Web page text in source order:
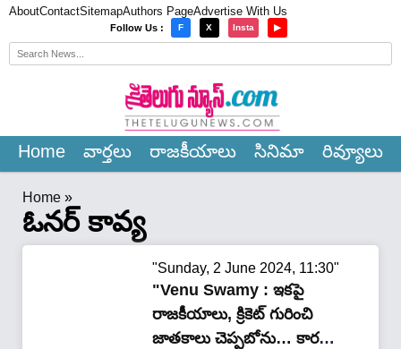
AboutContactSitemapAuthors PageAdvertise With Us
Follow Us : F X Insta ▶
Home వార్త‌లు రాజ‌కీయాలు సినిమా రివ్యూలు
Home »
ఓనర్ కావ్య
"Sunday, 2 June 2024, 11:30"
"Venu Swamy : ఇకపై
రాజ‌కీయాలు, క్రికెట్ గురించి
జాతకాలు చెప్పబోను… కారణం